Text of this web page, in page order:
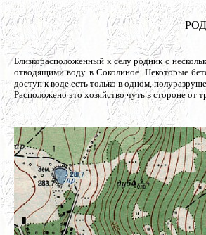
Близкорасположенный к селу родник с
отводящими воду в Соколиное. Некоторые
доступ к воде есть только в одном,
Расположено это хозяйство чуть в стороне